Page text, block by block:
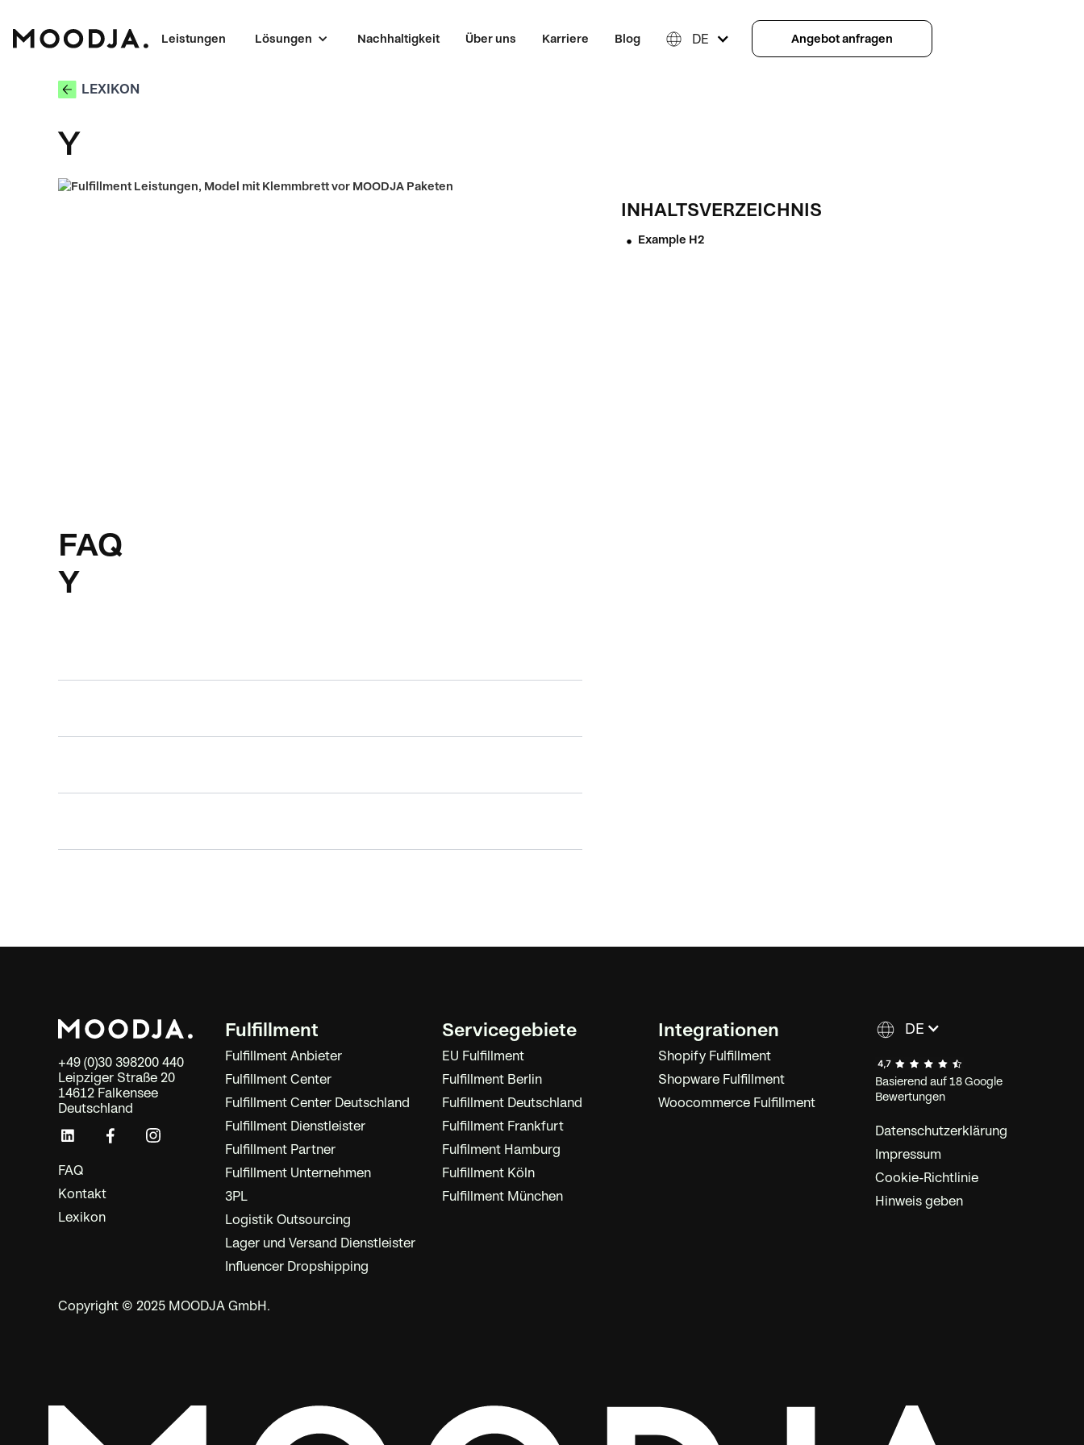
Leistungen Lösungen Nachhaltigkeit Über uns Karriere Blog DE Angebot anfragen
LEXIKON
Y
FAQ
Y
INHALTSVERZEICHNIS
• Example H2
+49 (0)30 398200 440
Leipziger Straße 20
14612 Falkensee
Deutschland
FAQ
Kontakt
Lexikon
Fulfillment
Fulfillment Anbieter
Fulfillment Center
Fulfillment Center Deutschland
Fulfillment Dienstleister
Fulfillment Partner
Fulfillment Unternehmen
3PL
Logistik Outsourcing
Lager und Versand Dienstleister
Influencer Dropshipping
Servicegebiete
EU Fulfillment
Fulfillment Berlin
Fulfillment Deutschland
Fulfillment Frankfurt
Fulfilment Hamburg
Fulfillment Köln
Fulfillment München
Integrationen
Shopify Fulfillment
Shopware Fulfillment
Woocommerce Fulfillment
DE
Basierend auf 18 Google
Bewertungen
Datenschutzerklärung
Impressum
Cookie-Richtlinie
Hinweis geben
Copyright © 2025 MOODJA GmbH.